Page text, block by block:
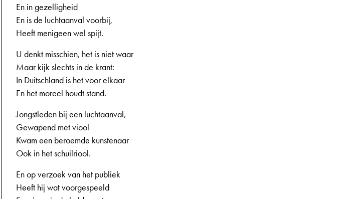
25-12-1943, 1e jaargang, nr. 19, pagina 12
En in gezelligheid
En is de luchtaanval voorbij,
Heeft menigeen wel spijt.
U denkt misschien, het is niet waar
Maar kijk slechts in de krant:
In Duitschland is het voor elkaar
En het moreel houdt stand.
Jongstleden bij een luchtaanval,
Gewapend met viool
Kwam een beroemde kunstenaar
Ook in het schuilriool.
En op verzoek van het publiek
Heeft hij wat voorgespeeld